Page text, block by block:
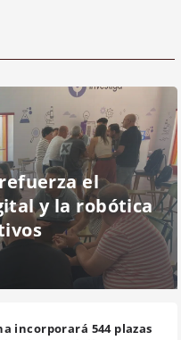
el
y la robótica
incorporará 544 plazas